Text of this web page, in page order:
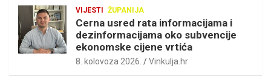
VIJESTI ŽUPANIJA
Cerna usred rata informacijama i
dezinformacijama oko subvencije
ekonomske cijene vrtića
8. kolovoza 2026. Vinkulja.hr